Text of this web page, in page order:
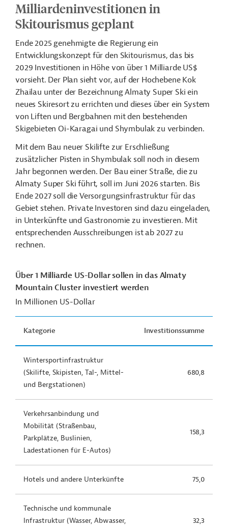
Milliardeninvestitionen in
Skitourismus geplant
Ende 2025 genehmigte die Regierung ein
Entwicklungskonzept für den Skitourismus, das bis
2029 Investitionen in Höhe von über 1 Milliarde US$
vorsieht. Der Plan sieht vor, auf der Hochebene Kok
Zhailau unter der Bezeichnung Almaty Super Ski ein
neues Skiresort zu errichten und dieses über ein System
von Liften und Bergbahnen mit den bestehenden
Skigebieten Oi-Karagai und Shymbulak zu verbinden.
Mit dem Bau neuer Skilifte zur Erschließung
zusätzlicher Pisten in Shymbulak soll noch in diesem
Jahr begonnen werden. Der Bau einer Straße, die zu
Almaty Super Ski führt, soll im Juni 2026 starten. Bis
Ende 2027 soll die Versorgungsinfrastruktur für das
Gebiet stehen. Private Investoren sind dazu eingeladen,
in Unterkünfte und Gastronomie zu investieren. Mit
entsprechenden Ausschreibungen ist ab 2027 zu
rechnen.
Über 1 Milliarde US-Dollar sollen in das Almaty
Mountain Cluster investiert werden
In Millionen US-Dollar
Kategorie Investitionssumme
Wintersportinfrastruktur
(Skilifte, Skipisten, Tal-, Mittel-
und Bergstationen)
680,8
Verkehrsanbindung und
Mobilität (Straßenbau,
Parkplätze, Buslinien,
Ladestationen für E-Autos)
158,3
Hotels und andere Unterkünfte 75,0
Technische und kommunale
Infrastruktur (Wasser, Abwasser,
32,3